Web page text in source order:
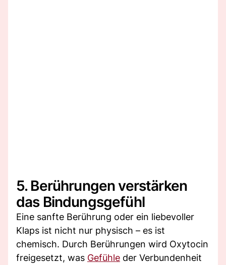
5. Berührungen verstärken
das Bindungsgefühl
Eine sanfte Berührung oder ein liebevoller
Klaps ist nicht nur physisch – es ist
chemisch. Durch Berührungen wird Oxytocin
freigesetzt, was Gefühle der Verbundenheit